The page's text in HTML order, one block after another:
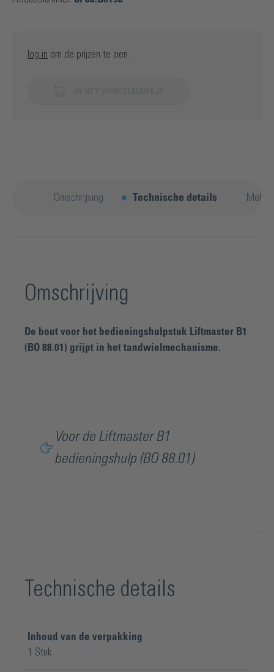
log in om de prijzen te zien.
Omschrijving Technische details Mehr
Omschrijving
De bout voor het bedieningshulpstuk Liftmaster B1
(BO 88.01) grijpt in het tandwielmechanisme.
Voor de Liftmaster B1
bedieningshulp (BO 88.01)
Technische details
Inhoud van de verpakking
1 Stuk